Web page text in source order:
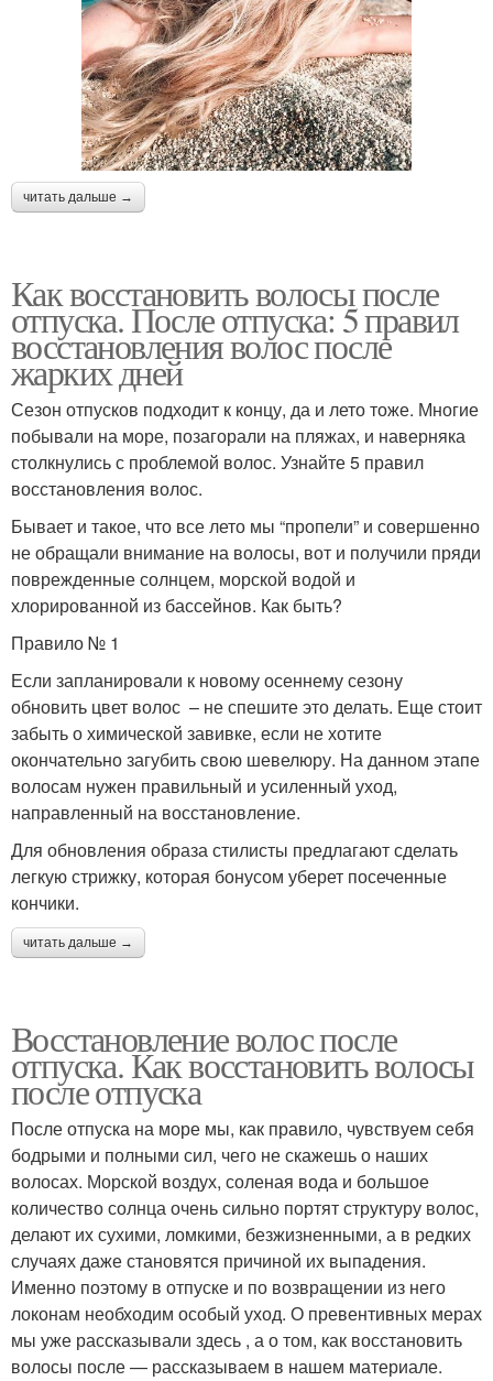
читать дальше →
Как восстановить волосы после
отпуска. После отпуска: 5 правил
восстановления волос после
жарких дней
Сезон отпусков подходит к концу, да и лето тоже. Многие
побывали на море, позагорали на пляжах, и наверняка
столкнулись с проблемой волос. Узнайте 5 правил
восстановления волос.
Бывает и такое, что все лето мы “пропели” и совершенно
не обращали внимание на волосы, вот и получили пряди
поврежденные солнцем, морской водой и
хлорированной из бассейнов. Как быть?
Правило № 1
Если запланировали к новому осеннему сезону
обновить цвет волос – не спешите это делать. Еще стоит
забыть о химической завивке, если не хотите
окончательно загубить свою шевелюру. На данном этапе
волосам нужен правильный и усиленный уход,
направленный на восстановление.
Для обновления образа стилисты предлагают сделать
легкую стрижку, которая бонусом уберет посеченные
кончики.
читать дальше →
Восстановление волос после
отпуска. Как восстановить волосы
после отпуска
После отпуска на море мы, как правило, чувствуем себя
бодрыми и полными сил, чего не скажешь о наших
волосах. Морской воздух, соленая вода и большое
количество солнца очень сильно портят структуру волос,
делают их сухими, ломкими, безжизненными, а в редких
случаях даже становятся причиной их выпадения.
Именно поэтому в отпуске и по возвращении из него
локонам необходим особый уход. О превентивных мерах
мы уже рассказывали здесь , а о том, как восстановить
волосы после — рассказываем в нашем материале.